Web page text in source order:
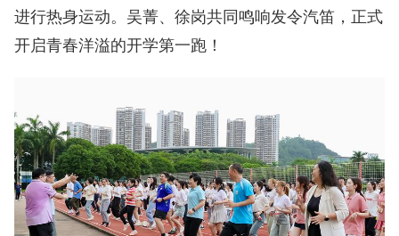
进行热身运动。吴菁、徐岗共同鸣响发令汽笛，正式
开启青春洋溢的开学第一跑！